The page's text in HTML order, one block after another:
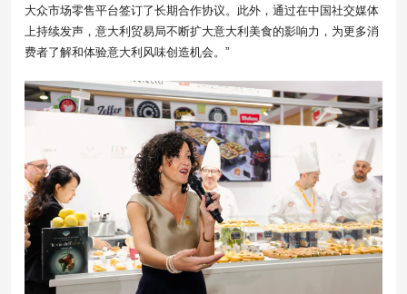
大众市场零售平台签订了长期合作协议。此外，通过在中国社交媒体
上持续发声，意大利贸易局不断扩大意大利美食的影响力，为更多消
费者了解和体验意大利风味创造机会。”